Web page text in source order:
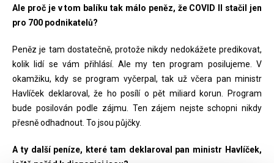
Ale proč je v tom balíku tak málo peněz, že COVID II stačil jen
pro 700 podnikatelů?
Peněz je tam dostatečně, protože nikdy nedokážete predikovat,
kolik lidí se vám přihlásí. Ale my ten program posilujeme. V
okamžiku, kdy se program vyčerpal, tak už včera pan ministr
Havlíček deklaroval, že ho posílí o pět miliard korun. Program
bude posilován podle zájmu. Ten zájem nejste schopni nikdy
přesně odhadnout. To jsou půjčky.
A ty další peníze, které tam deklaroval pan ministr Havlíček,